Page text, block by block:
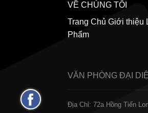
VỀ CHÚNG TÔI
Trang Chủ Giới thiệu
Phẩm
VĂN PHÒNG ĐẠI
Địa Chỉ: 72a Hồng Tiến
Fanpage